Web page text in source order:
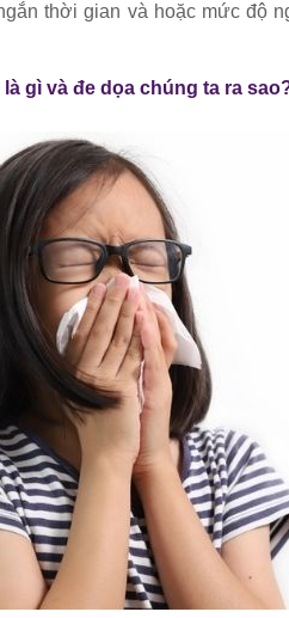
thời gian và hoặc mức độ
gì và đe dọa chúng ta ra